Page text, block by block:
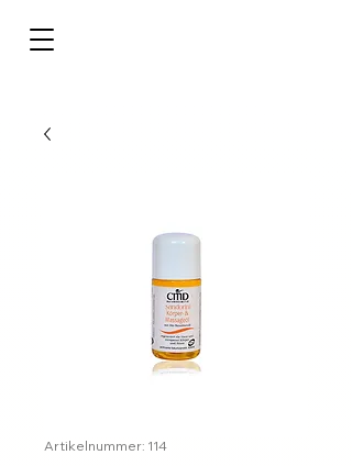
Artikelnummer: 114